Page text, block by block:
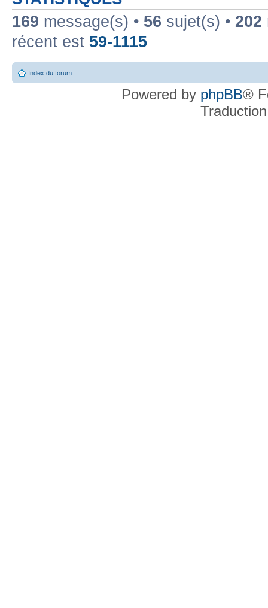
169 message(s) • 56 sujet(s) • 202
récent est 59-1115
Index du forum
Powered by phpBB®